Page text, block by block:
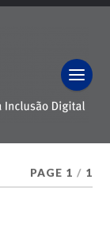
PAGE 1 / 1